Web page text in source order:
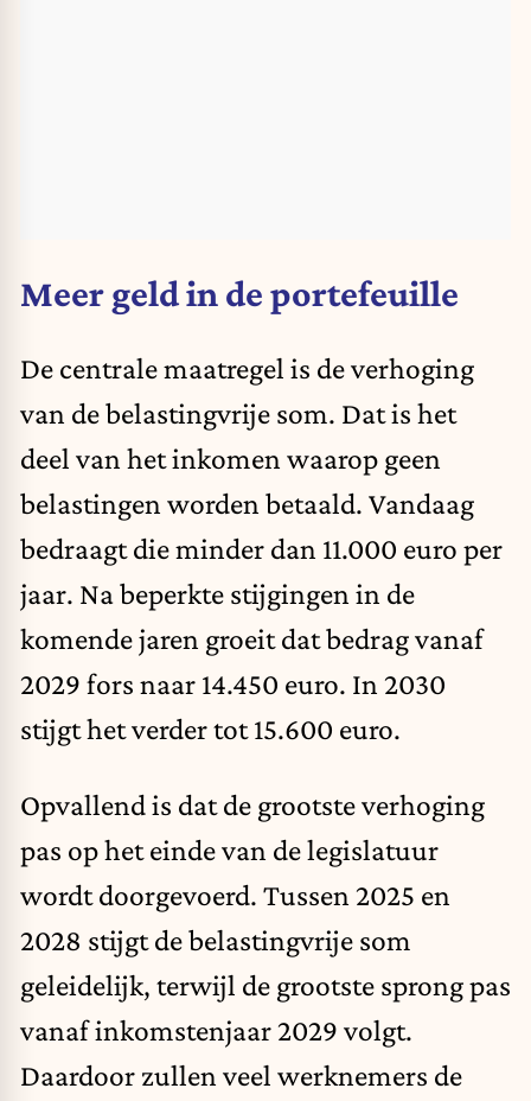
Meer geld in de portefeuille
De centrale maatregel is de verhoging
van de belastingvrije som. Dat is het
deel van het inkomen waarop geen
belastingen worden betaald. Vandaag
bedraagt die minder dan 11.000 euro per
jaar. Na beperkte stijgingen in de
komende jaren groeit dat bedrag vanaf
2029 fors naar 14.450 euro. In 2030
stijgt het verder tot 15.600 euro.
Opvallend is dat de grootste verhoging
pas op het einde van de legislatuur
wordt doorgevoerd. Tussen 2025 en
2028 stijgt de belastingvrije som
geleidelijk, terwijl de grootste sprong pas
vanaf inkomstenjaar 2029 volgt.
Daardoor zullen veel werknemers de